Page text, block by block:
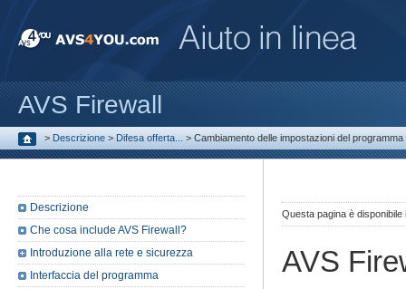
AVS Firewall
> Descrizione > Difesa offerta... > Cambiamento delle impostazioni del programma
Questa pagina è
AVS
Descrizione
Che cosa include AVS Firewall?
Introduzione alla rete e sicurezza
Interfaccia del programma